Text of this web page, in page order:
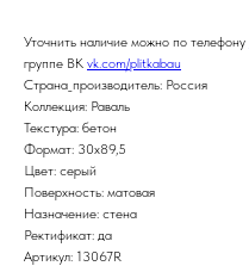
Уточнить наличие можно по телефону
группе ВК vk.com/plitkabau
Страна_производитель: Россия
Коллекция: Раваль
Текстура: бетон
Формат: 30x89,5
Цвет: серый
Поверхность: матовая
Назначение: стена
Ректификат: да
Артикул: 13067R